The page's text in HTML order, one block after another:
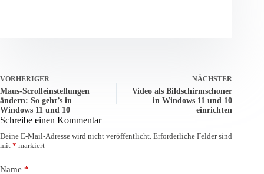
VORHERIGER
Maus-Scrolleinstellungen
ändern: So geht’s in
Windows 11 und 10
NÄCHSTER
Video als Bildschirmschoner
in Windows 11 und 10
einrichten
Schreibe einen Kommentar
Deine E-Mail-Adresse wird nicht veröffentlicht. Erforderliche Felder sind
mit * markiert
Name *